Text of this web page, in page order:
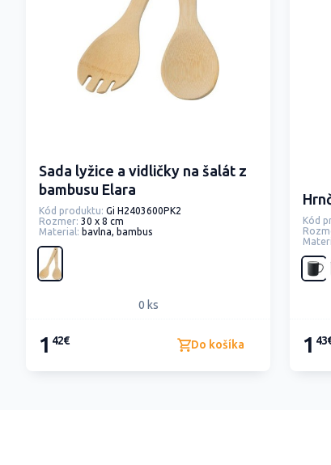
Sada lyžice a vidličky na šalát z
bambusu Elara
Kód produktu: Gi H2403600PK2
Rozmer: 30 x 8 cm
Material: bavlna, bambus
0 ks
1 42€ Do košíka
Kód
1